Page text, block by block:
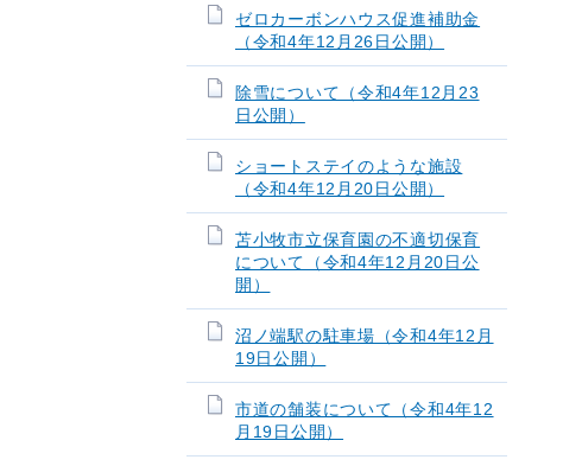
ゼロカーボンハウス促進補助金
（令和4年12月26日公開）
除雪について（令和4年12月23
日公開）
ショートステイのような施設
（令和4年12月20日公開）
苫小牧市立保育園の不適切保育
について（令和4年12月20日公
開）
沼ノ端駅の駐車場（令和4年12月
19日公開）
市道の舗装について（令和4年12
月19日公開）